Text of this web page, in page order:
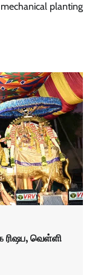
mechanical planting
ரிஷப, வெள்ளி